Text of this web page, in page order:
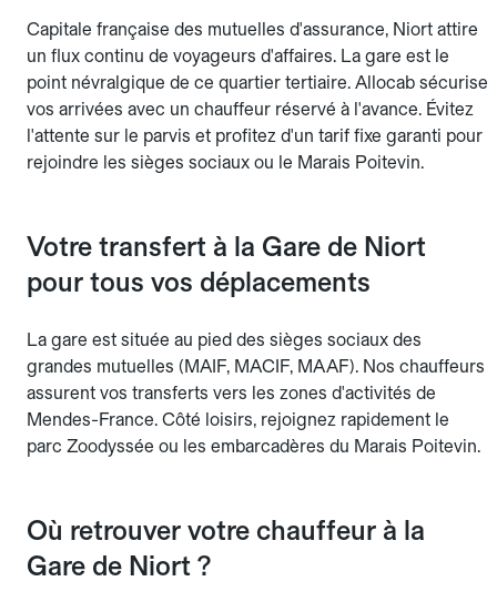
Capitale française des mutuelles d'assurance, Niort attire
un flux continu de voyageurs d'affaires. La gare est le
point névralgique de ce quartier tertiaire. Allocab sécurise
vos arrivées avec un chauffeur réservé à l'avance. Évitez
l'attente sur le parvis et profitez d'un tarif fixe garanti pour
rejoindre les sièges sociaux ou le Marais Poitevin.
Votre transfert à la Gare de Niort
pour tous vos déplacements
La gare est située au pied des sièges sociaux des
grandes mutuelles (MAIF, MACIF, MAAF). Nos chauffeurs
assurent vos transferts vers les zones d'activités de
Mendes-France. Côté loisirs, rejoignez rapidement le
parc Zoodyssée ou les embarcadères du Marais Poitevin.
Où retrouver votre chauffeur à la
Gare de Niort ?